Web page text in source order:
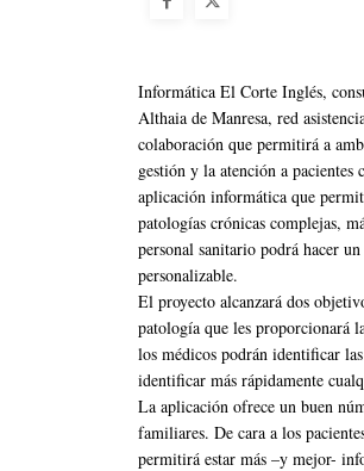
Informática El Corte Inglés,
Althaia de Manresa, red
colaboración que permitirá a
gestión y la atención a
aplicación informática que
patologías crónicas complejas,
personal sanitario podrá hacer
personalizable.
El proyecto alcanzará dos
patología que les proporcionará
los médicos podrán identificar
identificar más rápidamente
La aplicación ofrece un buen
familiares. De cara a los
permitirá estar más –y mejor-